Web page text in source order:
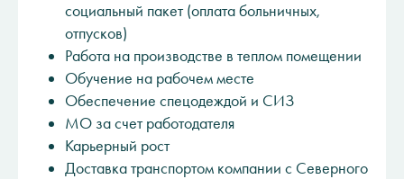
социальный пакет (оплата больничных,
отпусков)
Работа на производстве в теплом помещении
Обучение на рабочем месте
Обеспечение спецодеждой и СИЗ
МО за счет работодателя
Карьерный рост
Доставка транспортом компании с Северного